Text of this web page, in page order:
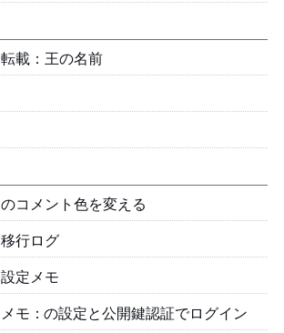
転載：王の名前
040 Vim のコメント色を変える
039 Linux 移行ログ
038 MPV 設定メモ
メモ：PuTTYの設定と公開鍵認証でログイン